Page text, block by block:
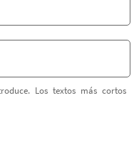
Los textos más cortos